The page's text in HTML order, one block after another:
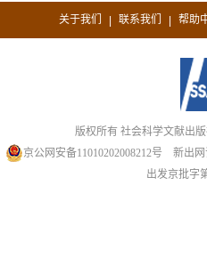
关于我们 | 联系我们 | 帮助
版权所有 社会科学文献出
京公网安备11010202008212号 新出网
出发京批字